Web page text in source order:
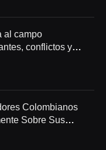
al campo
conflictos y
Colombianos
Sobre Sus